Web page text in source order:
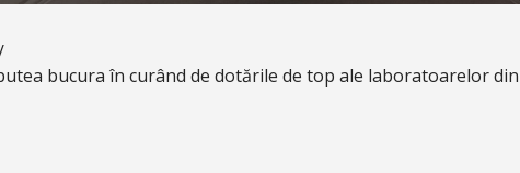
bucura în curând de dotările de top ale laboratoarelor